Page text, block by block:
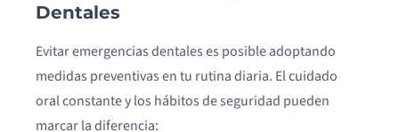
Dentales
Evitar emergencias dentales es posible adoptando
medidas preventivas en tu rutina diaria. El cuidado
oral constante y los hábitos de seguridad pueden
marcar la diferencia: